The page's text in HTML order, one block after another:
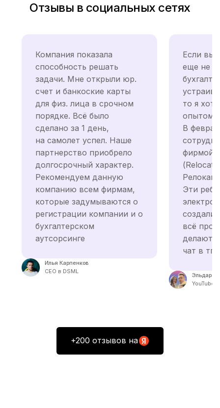
Отзывы в социальных сетях
Компания показала
способность решать
задачи. Мне открыли юр.
счет и банкоские карты
для физ. лица в срочном
порядке. Всё было
сделано за 1 день,
на самолет успел. Наше
партнерство приобрело
долгосрочный характер.
Рекомендуем данную
компанию всем фирмам,
которые задумываются о
регистрации компании и о
бухгалтерском
аутсорсинге
Илья Карпенков
СЕО в DSML
Если вы
еще не
то я
опытом.
В
фирмой
Эти
создали
всё
делают
чат в тг-
Эльдар
YouTube
+200 отзывов на